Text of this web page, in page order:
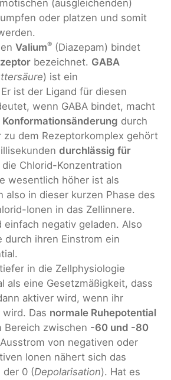
(ausgleichenden)
oder platzen und somit
Valium® (Diazepam) bindet
bezeichnet. GABA
) ist ein
ist der Ligand für diesen
wenn GABA bindet, macht
Konformationsänderung durch
zu dem Rezeptorkomplex gehört
durchlässig für
die Chlorid-Konzentration
wesentlich höher ist als
also in dieser kurzen Phase des
Ionen in das Zellinnere.
einfach negativ geladen. Also
durch ihren Einstrom ein
in die Zellphysiologie
als eine Gesetzmäßigkeit, dass
aktiver wird, wenn ihr
Das normale Ruhepotential
Bereich zwischen -60 und -80
von negativen oder
Ionen nähert sich das
der 0 (Depolarisation). Hat es